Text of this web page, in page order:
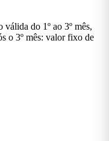
do 1º ao 3º mês,
o 3º mês: valor fixo de